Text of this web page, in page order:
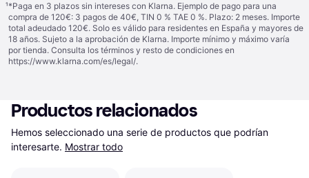
¹*Paga en 3 plazos sin intereses con Klarna. Ejemplo de pago para una
compra de 120€: 3 pagos de 40€, TIN 0 % TAE 0 %. Plazo: 2 meses. Importe
total adeudado 120€. Solo es válido para residentes en España y mayores de
18 años. Sujeto a la aprobación de Klarna. Importe mínimo y máximo varía
por tienda. Consulta los términos y resto de condiciones en
https://www.klarna.com/es/legal/.
Productos relacionados
Hemos seleccionado una serie de productos que podrían
interesarte. Mostrar todo